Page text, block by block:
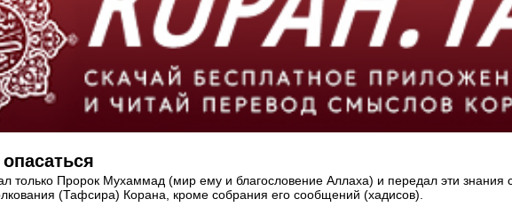
только Пророк Мухаммад (мир ему и благословение Аллаха) и передал эти
(Тафсира) Корана, кроме собрания его сообщений (хадисов).